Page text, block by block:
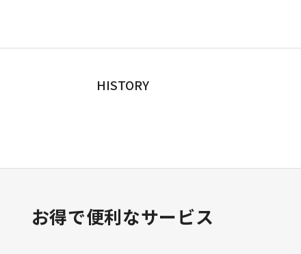
HISTORY
お得で便利なサービス